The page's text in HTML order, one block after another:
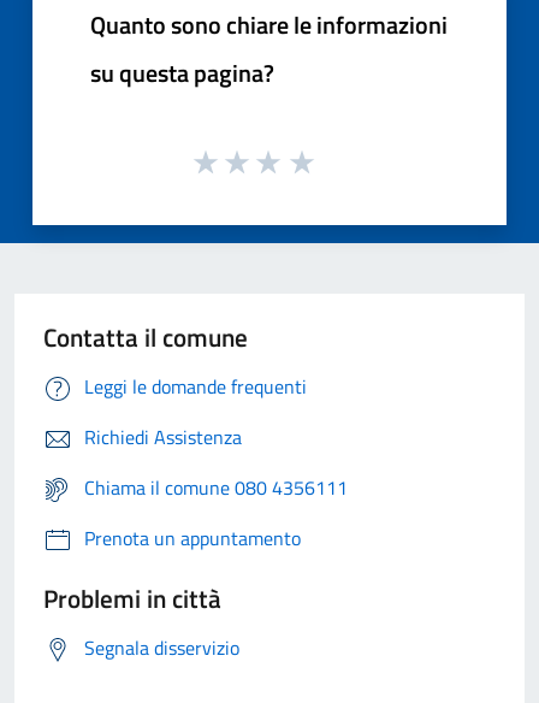
Quanto sono chiare le informazioni
su questa pagina?
Contatta il comune
Leggi le domande frequenti
Richiedi Assistenza
Chiama il comune 080 4356111
Prenota un appuntamento
Problemi in città
Segnala disservizio